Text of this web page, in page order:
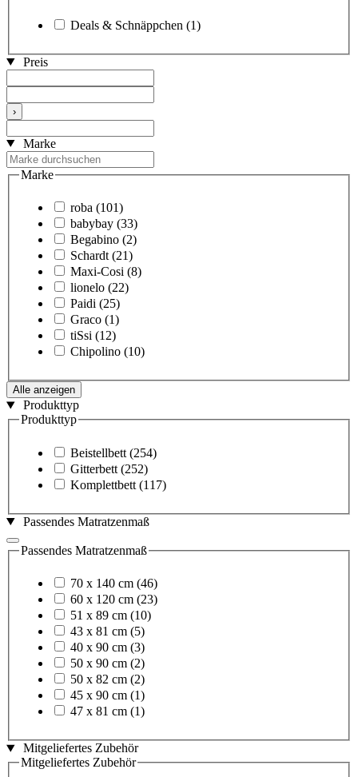
Deals & Schnäppchen (1)
Preis
›
Marke
Marke
roba (101)
babybay (33)
Begabino (2)
Schardt (21)
Maxi-Cosi (8)
lionelo (22)
Paidi (25)
Graco (1)
tiSsi (12)
Chipolino (10)
Alle anzeigen
Produkttyp
Produkttyp
Beistellbett (254)
Gitterbett (252)
Komplettbett (117)
Passendes Matratzenmaß
Passendes Matratzenmaß
70 x 140 cm (46)
60 x 120 cm (23)
51 x 89 cm (10)
43 x 81 cm (5)
40 x 90 cm (3)
50 x 90 cm (2)
50 x 82 cm (2)
45 x 90 cm (1)
47 x 81 cm (1)
Mitgeliefertes Zubehör
Mitgeliefertes Zubehör